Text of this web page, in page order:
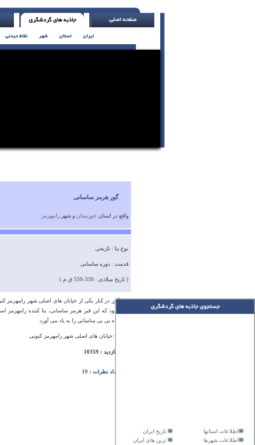
تاریخ ایران
اطلاعات استانها
ترین های ایران
اطلاعات شهرها
گور هرمز ساسانی
واقع در استان خوزستان و شهررامهرمز
نوع بنا : تاریخی
قدمت : دوره ساسانی
( تاریخ میلادی : 330-550 ق م )
این گور در کنار یکی از خیابان های اصلی شهر
می شود که این قبر هرمز ساسانی، بنا کننده
زیارتگاه بی بی ساسانی را به یاد می آورد.
آدرس :خیابان های اصلی شهر رامهرمز کنونی
تعداد بازدید : 10359
تعداد نظرات : 19